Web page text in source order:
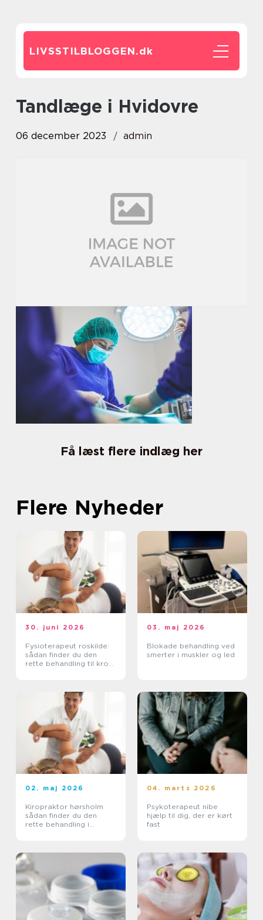
LIVSSTILBLOGGEN.dk
tandlæge i Hvidovre
06 december 2023 admin
Få læst flere indlæg her
Flere Nyheder
30. juni 2026
Fysioterapeut roskilde:
sådan finder du den
rette behandling til krop
03. maj 2026
Blokade behandling ved
smerter i muskler og led
02. maj 2026
Kiropraktor hørsholm
sådan finder du den
rette behandling i
04. marts 2026
Psykoterapeut nibe
hjælp til dig, der er kørt
fast